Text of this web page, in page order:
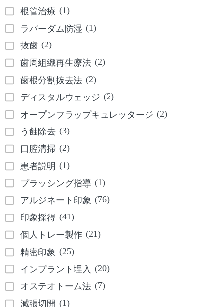
根管治療 (1)
ラバーダム防湿 (1)
抜歯 (2)
歯周組織再生療法 (2)
歯根分割抜去法 (2)
ディスタルウェッジ (2)
オープンフラップキュレッタージ (2)
う蝕除去 (3)
口腔清掃 (2)
患者説明 (1)
ブラッシング指導 (1)
アルジネート印象 (76)
印象採得 (41)
個人トレー製作 (21)
精密印象 (25)
インプラント埋入 (20)
オステオトーム法 (7)
減張切開 (1)